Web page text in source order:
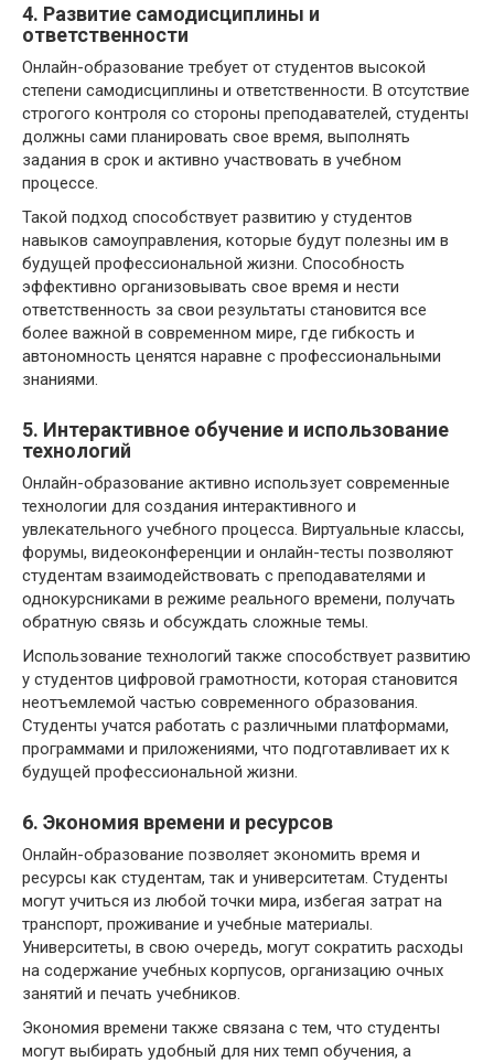
4. Развитие самодисциплины и
ответственности
Онлайн-образование требует от студентов высокой
степени самодисциплины и ответственности. В отсутствие
строгого контроля со стороны преподавателей, студенты
должны сами планировать свое время, выполнять
задания в срок и активно участвовать в учебном
процессе.
Такой подход способствует развитию у студентов
навыков самоуправления, которые будут полезны им в
будущей профессиональной жизни. Способность
эффективно организовывать свое время и нести
ответственность за свои результаты становится все
более важной в современном мире, где гибкость и
автономность ценятся наравне с профессиональными
знаниями.
5. Интерактивное обучение и использование
технологий
Онлайн-образование активно использует современные
технологии для создания интерактивного и
увлекательного учебного процесса. Виртуальные классы,
форумы, видеоконференции и онлайн-тесты позволяют
студентам взаимодействовать с преподавателями и
однокурсниками в режиме реального времени, получать
обратную связь и обсуждать сложные темы.
Использование технологий также способствует развитию
у студентов цифровой грамотности, которая становится
неотъемлемой частью современного образования.
Студенты учатся работать с различными платформами,
программами и приложениями, что подготавливает их к
будущей профессиональной жизни.
6. Экономия времени и ресурсов
Онлайн-образование позволяет экономить время и
ресурсы как студентам, так и университетам. Студенты
могут учиться из любой точки мира, избегая затрат на
транспорт, проживание и учебные материалы.
Университеты, в свою очередь, могут сократить расходы
на содержание учебных корпусов, организацию очных
занятий и печать учебников.
Экономия времени также связана с тем, что студенты
могут выбирать удобный для них темп обучения, а